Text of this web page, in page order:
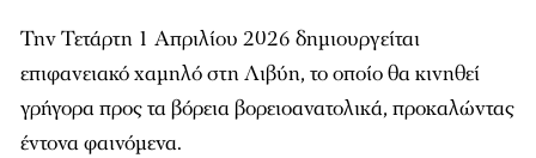
Την Τετάρτη 1 Απριλίου 2026 δημιουργείται
επιφανειακό χαμηλό στη Λιβύη, το οποίο θα κινηθεί
γρήγορα προς τα βόρεια βορειοανατολικά, προκαλώντας
έντονα φαινόμενα.